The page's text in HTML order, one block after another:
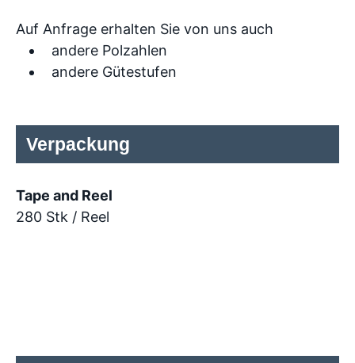
Auf Anfrage erhalten Sie von uns auch
andere Polzahlen
andere Gütestufen
Verpackung
Tape and Reel
280 Stk / Reel